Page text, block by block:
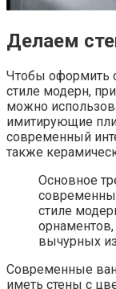
Делаем
Чтобы оформить
стиле модерн,
можно
имитирующие
современный
также
Основное
стиле
вычурных
Современные
иметь стены с